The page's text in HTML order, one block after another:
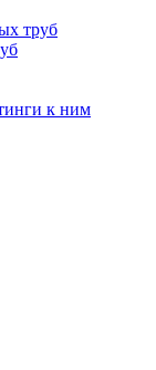
труб
к ним